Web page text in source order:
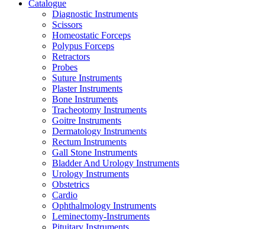
Catalogue
Diagnostic Instruments
Scissors
Homeostatic Forceps
Polypus Forceps
Retractors
Probes
Suture Instruments
Plaster Instruments
Bone Instruments
Tracheotomy Instruments
Goitre Instruments
Dermatology Instruments
Rectum Instruments
Gall Stone Instruments
Bladder And Urology Instruments
Urology Instruments
Obstetrics
Cardio
Ophthalmology Instruments
Leminectomy-Instruments
Pituitary Instruments